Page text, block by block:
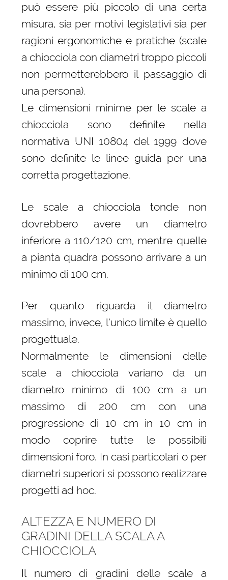
può essere più piccolo di una certa
misura, sia per motivi legislativi sia per
ragioni ergonomiche e pratiche (scale
a chiocciola con diametri troppo piccoli
non permetterebbero il passaggio di
una persona).
Le dimensioni minime per le scale a
chiocciola sono definite nella
normativa UNI 10804 del 1999 dove
sono definite le linee guida per una
corretta progettazione.
Le scale a chiocciola tonde non
dovrebbero avere un diametro
inferiore a 110/120 cm, mentre quelle
a pianta quadra possono arrivare a un
minimo di 100 cm.
Per quanto riguarda il diametro
massimo, invece, l’unico limite è quello
progettuale.
Normalmente le dimensioni delle
scale a chiocciola variano da un
diametro minimo di 100 cm a un
massimo di 200 cm con una
progressione di 10 cm in 10 cm in
modo coprire tutte le possibili
dimensioni foro. In casi particolari o per
diametri superiori si possono realizzare
progetti ad hoc.
ALTEZZA E NUMERO DI
GRADINI DELLA SCALA A
CHIOCCIOLA
Il numero di gradini delle scale a